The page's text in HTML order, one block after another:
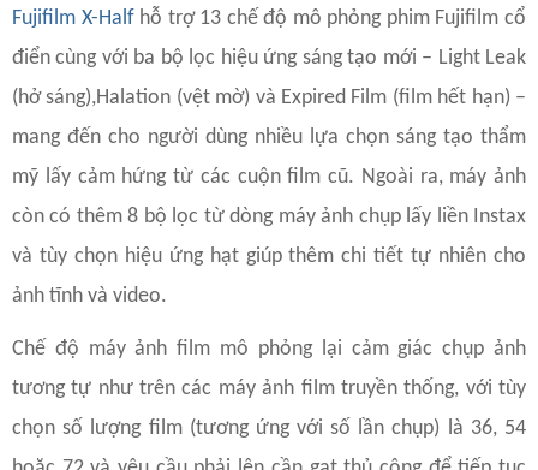
Fujifilm X-Halfhỗ trợ 13 chế độ mô phỏng phim Fujifilm cổ
điển cùng với ba bộ lọc hiệu ứng sáng tạo mới – Light Leak
(hở sáng),Halation (vệt mờ) và Expired Film (film hết hạn) –
mang đến cho người dùng nhiều lựa chọn sáng tạo thẩm
mỹ lấy cảm hứng từ các cuộn film cũ. Ngoài ra, máy ảnh
còn có thêm 8 bộ lọc từ dòng máy ảnh chụp lấy liền Instax
và tùy chọn hiệu ứng hạt giúp thêm chi tiết tự nhiên cho
ảnh tĩnh và video.
Chế độ máy ảnh film mô phỏng lại cảm giác chụp ảnh
tương tự như trên các máy ảnh film truyền thống, với tùy
chọn số lượng film (tương ứng với số lần chụp) là 36, 54